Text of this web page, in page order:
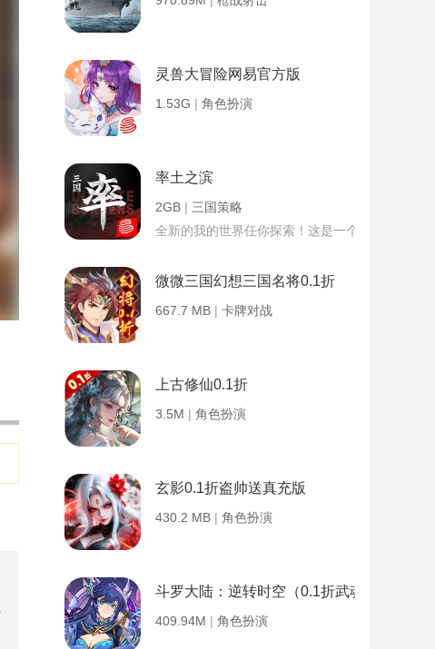
灵兽大冒险网易官方版
1.53G | 角色扮演
率土之滨
2GB | 三国策略
全新的我的世界任你探索！这是一个小提示字段。
微微三国幻想三国名将0.1折
667.7 MB | 卡牌对战
上古修仙0.1折
3.5M | 角色扮演
玄影0.1折盗帅送真充版
430.2 MB | 角色扮演
斗罗大陆：逆转时空（0.1折武魂觉醒）
409.94M | 角色扮演